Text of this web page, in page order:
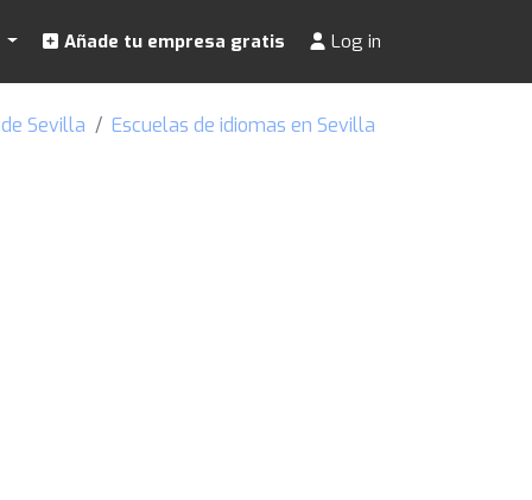
Añade tu empresa gratis Log in
Sevilla Escuelas de idiomas en Sevilla